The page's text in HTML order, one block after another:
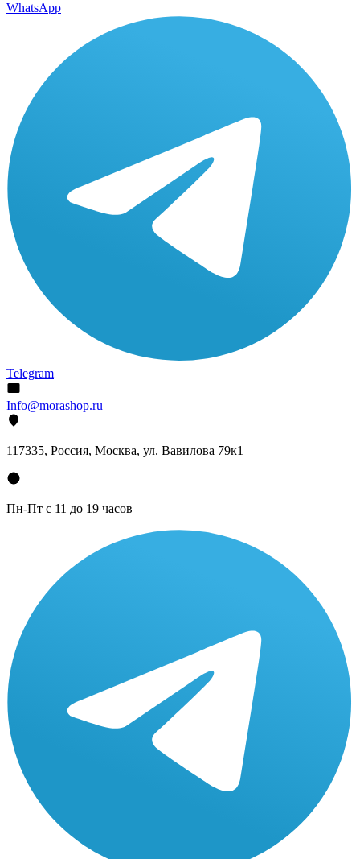
WhatsApp
Telegram
Info@morashop.ru
117335, Россия, Москва, ул. Вавилова 79к1
Пн-Пт с 11 до 19 часов